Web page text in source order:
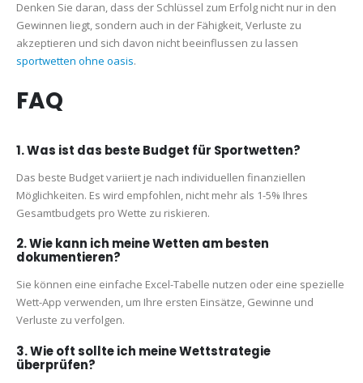
Denken Sie daran, dass der Schlüssel zum Erfolg nicht nur in den
Gewinnen liegt, sondern auch in der Fähigkeit, Verluste zu
akzeptieren und sich davon nicht beeinflussen zu lassen
sportwetten ohne oasis.
FAQ
1. Was ist das beste Budget für Sportwetten?
Das beste Budget variiert je nach individuellen finanziellen
Möglichkeiten. Es wird empfohlen, nicht mehr als 1-5% Ihres
Gesamtbudgets pro Wette zu riskieren.
2. Wie kann ich meine Wetten am besten
dokumentieren?
Sie können eine einfache Excel-Tabelle nutzen oder eine spezielle
Wett-App verwenden, um Ihre ersten Einsätze, Gewinne und
Verluste zu verfolgen.
3. Wie oft sollte ich meine Wettstrategie
überprüfen?